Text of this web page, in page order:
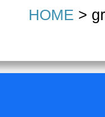
HOME >